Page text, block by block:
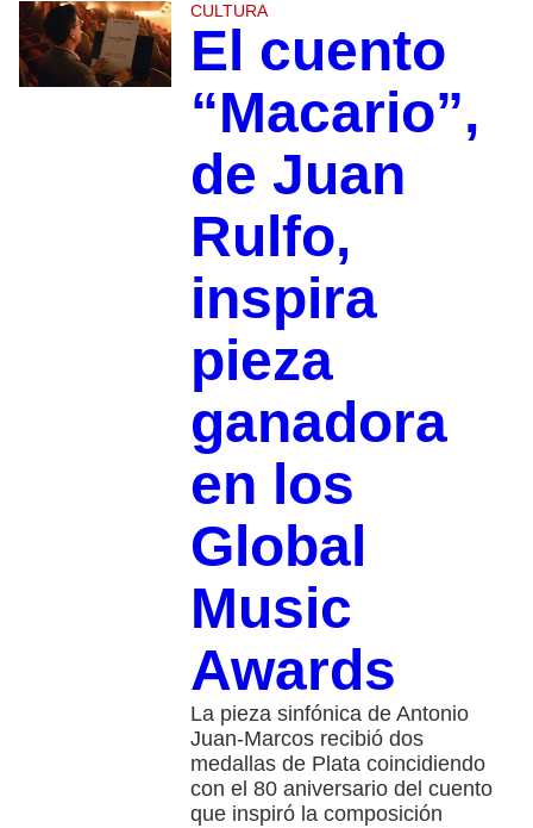
CULTURA
El cuento
“Macario”,
de Juan
Rulfo,
inspira
pieza
ganadora
en los
Global
Music
Awards
La pieza sinfónica de Antonio
Juan-Marcos recibió dos
medallas de Plata coincidiendo
con el 80 aniversario del cuento
que inspiró la composición